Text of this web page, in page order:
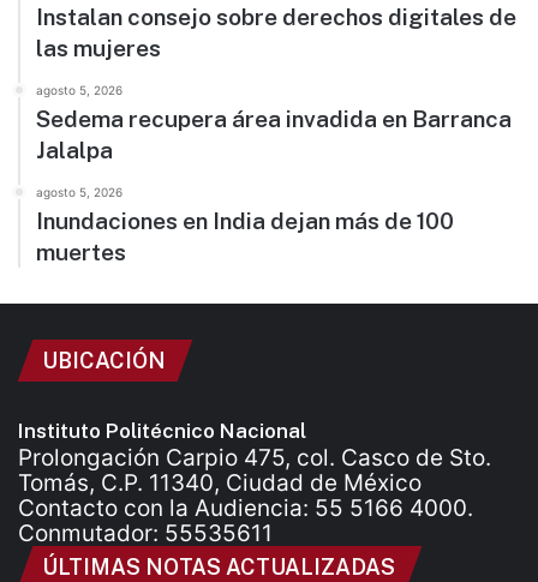
Instalan consejo sobre derechos digitales de
las mujeres
agosto 5, 2026
Sedema recupera área invadida en Barranca
Jalalpa
agosto 5, 2026
Inundaciones en India dejan más de 100
muertes
UBICACIÓN
Instituto Politécnico Nacional
Prolongación Carpio 475, col. Casco de Sto.
Tomás, C.P. 11340, Ciudad de México
Contacto con la Audiencia: 55 5166 4000.
Conmutador: 55535611
ÚLTIMAS NOTAS ACTUALIZADAS